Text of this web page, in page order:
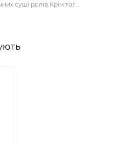
суші ролів.Крім тог...